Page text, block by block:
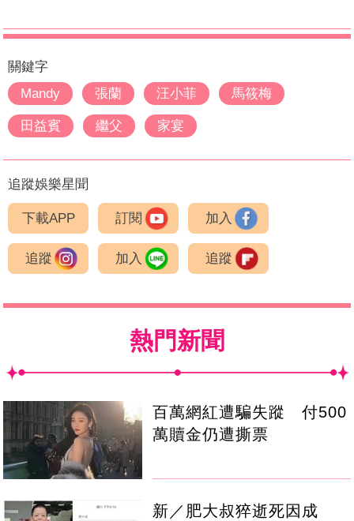
關鍵字
Mandy
張蘭 汪小菲 馬筱梅
田益賓 繼父 家宴
追蹤娛樂星聞
下載APP 訂閱 加入
追蹤 加入 追蹤
熱門新聞
百萬網紅遭騙失蹤 付500
萬贖金仍遭撕票
新／肥大叔猝逝死因成